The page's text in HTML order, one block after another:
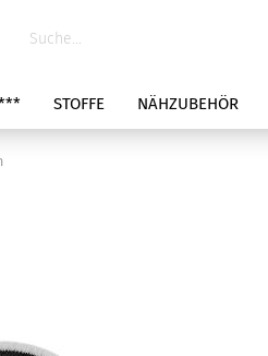
STOFFE NÄHZUBEHÖR